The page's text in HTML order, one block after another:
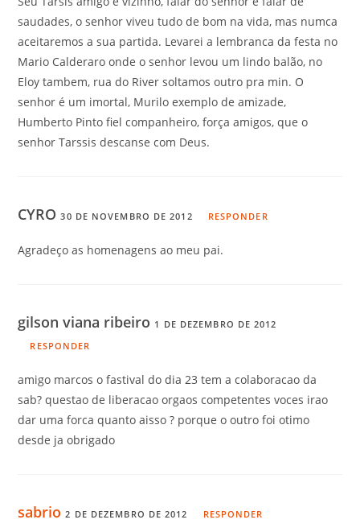
saudades, o senhor viveu tudo de bom na vida, mas numca
aceitaremos a sua partida. Levarei a lembranca da festa no
Mario Calderaro onde o senhor levou um lindo balão, no
Eloy tambem, rua do River soltamos outro pra min. O
senhor é um imortal, Murilo exemplo de amizade,
Humberto Pinto fiel companheiro, força amigos, que o
senhor Tarssis descanse com Deus.
CYRO30 DE NOVEMBRO DE 2012 RESPONDER
Agradeço as homenagens ao meu pai.
gilson viana ribeiro 1 DE DEZEMBRO DE 2012
RESPONDER
amigo marcos o fastival do dia 23 tem a colaboracao da
sab? questao de liberacao orgaos competentes voces irao
dar uma forca quanto aisso ? porque o outro foi otimo
desde ja obrigado
sabrio 2 DE DEZEMBRO DE 2012 RESPONDER